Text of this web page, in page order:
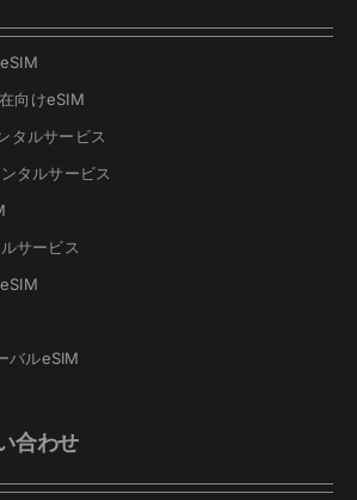
向けeSIM
タルサービス
タルサービス
サービス
バルeSIM
合わせ